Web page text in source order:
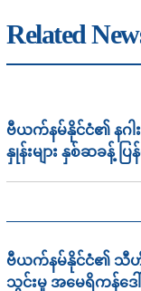
Related
ဗီယက်နမ်နိုင်ငံ၏ နဂါး
နှုန်းများ နှစ်ဆခန့်
ဗီယက်နမ်နိုင်ငံ၏ သီဟို
သွင်းမှု အမေရိကန်ဒ